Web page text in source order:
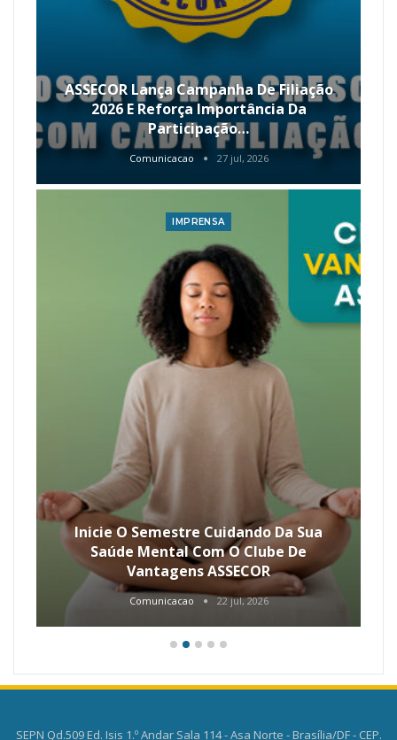
ASSECOR Lança Campanha De Filiação
2026 E Reforça Importância Da
Participação…
Comunicacao 27 jul, 2026
IMPRENSA
Inicie O Semestre Cuidando Da Sua
Saúde Mental Com O Clube De
Vantagens ASSECOR
Comunicacao 22 jul, 2026
SEPN Qd.509 Ed. Isis 1.º Andar Sala 114 - Asa Norte - Brasília/DF - CEP.